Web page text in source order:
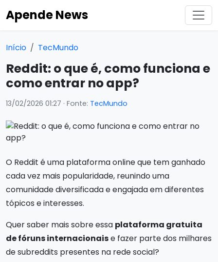
Apende News
Início TecMundo
Reddit: o que é, como funciona e
como entrar no app?
13/02/2026 01:27 · Fonte: TecMundo
O Reddit é uma plataforma online que tem ganhado
cada vez mais popularidade, reunindo uma
comunidade diversificada e engajada em diferentes
tópicos e interesses.
Quer saber mais sobre essa plataforma gratuita
de fóruns internacionaise fazer parte dos milhares
de subreddits presentes na rede social?